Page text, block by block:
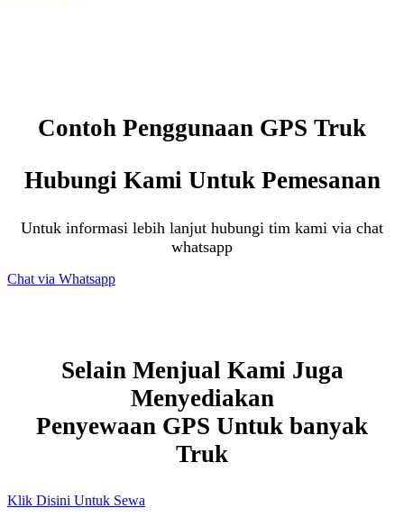
Contoh Penggunaan GPS Truk
Hubungi Kami Untuk Pemesanan
Untuk informasi lebih lanjut hubungi tim kami via chat
whatsapp
Chat via Whatsapp
Selain Menjual Kami Juga
Menyediakan
Penyewaan GPS Untuk banyak
Truk
Klik Disini Untuk Sewa